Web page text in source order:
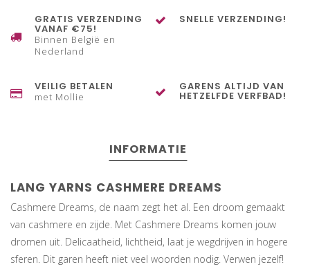
GRATIS VERZENDING
VANAF €75!
Binnen België en
Nederland
SNELLE VERZENDING!
VEILIG BETALEN
met Mollie
GARENS ALTIJD VAN
HETZELFDE VERFBAD!
INFORMATIE
LANG YARNS CASHMERE DREAMS
Cashmere Dreams, de naam zegt het al. Een droom gemaakt
van cashmere en zijde. Met Cashmere Dreams komen jouw
dromen uit. Delicaatheid, lichtheid, laat je wegdrijven in hogere
sferen. Dit garen heeft niet veel woorden nodig. Verwen jezelf!